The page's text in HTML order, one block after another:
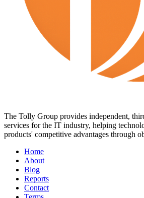
The Tolly Group provides independent,
services for the IT industry, helping
products' competitive advantages through
Home
About
Blog
Reports
Contact